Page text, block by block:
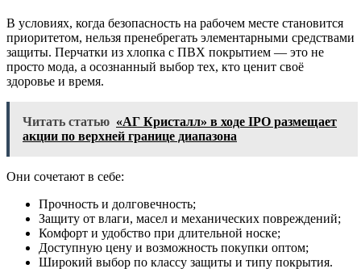
В условиях, когда безопасность на рабочем месте становится
приоритетом, нельзя пренебрегать элементарными средствами
защиты. Перчатки из хлопка с ПВХ покрытием — это не
просто мода, а осознанный выбор тех, кто ценит своё
здоровье и время.
Читать статью «АГ Кристалл» в ходе IPO размещает
акции по верхней границе диапазона
Они сочетают в себе:
Прочность и долговечность;
Защиту от влаги, масел и механических повреждений;
Комфорт и удобство при длительной носке;
Доступную цену и возможность покупки оптом;
Широкий выбор по классу защиты и типу покрытия.